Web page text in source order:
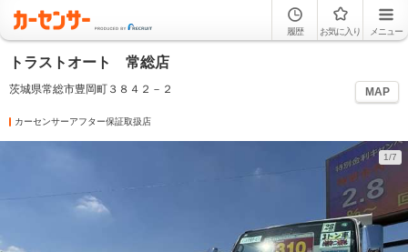
履歴 お気に入り メニュー
トラストオート 常総店
茨城県常総市豊岡町３８４２－２ MAP
カーセンサーアフター保証取扱店
1/7